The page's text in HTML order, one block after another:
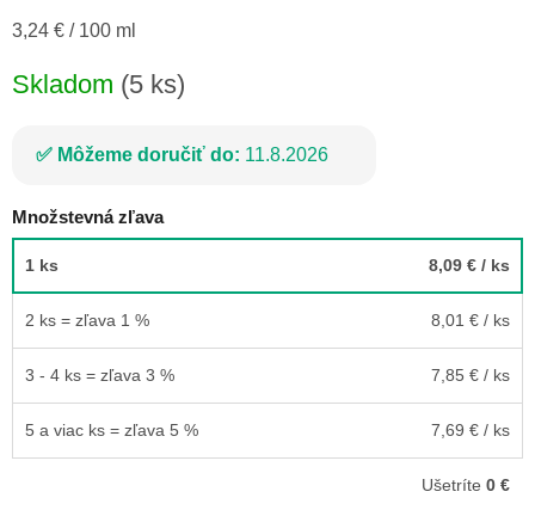
Jednotková
3,24 € / 100 ml
Skladom (5 ks)
Môžeme doručiť do: 11.8.2026
Množstevná zľava
1 ks 8,09 € / ks
2 ks = zľava 1 % 8,01 € / ks
3 - 4 ks = zľava 3 % 7,85 € / ks
5 a viac ks = zľava 5 % 7,69 € / ks
Ušetríte 0 €